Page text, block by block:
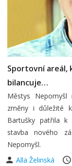
Sportovní areál,
bilancuje…
Městys
změny i důležité
Bartušky patřila k
stavba nového
Nepomyšl.
Alla Želinská